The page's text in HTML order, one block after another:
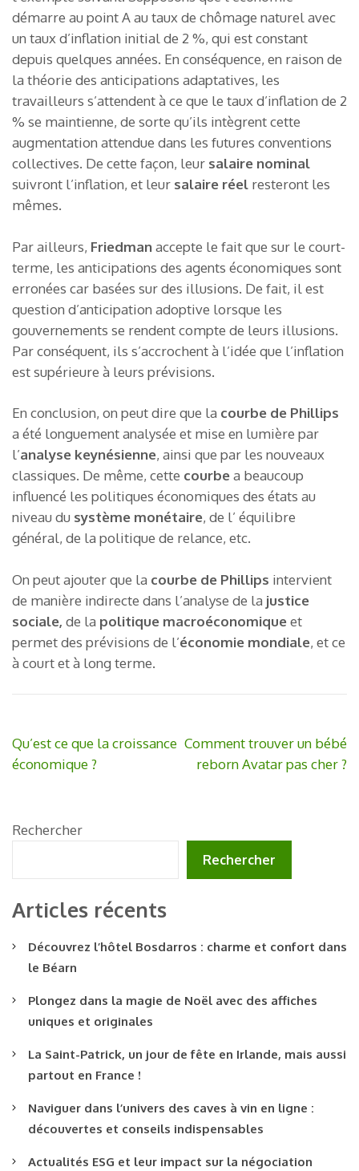
démarre au point A au taux de chômage naturel avec
un taux d’inflation initial de 2 %, qui est constant
depuis quelques années. En conséquence, en raison de
la théorie des anticipations adaptatives, les
travailleurs s’attendent à ce que le taux d’inflation de 2
% se maintienne, de sorte qu’ils intègrent cette
augmentation attendue dans les futures conventions
collectives. De cette façon, leur salaire nominal
suivront l’inflation, et leur salaire réel resteront les
mêmes.
Par ailleurs, Friedmanaccepte le fait que sur le court-
terme, les anticipations des agents économiques sont
erronées car basées sur des illusions. De fait, il est
question d’anticipation adoptive lorsque les
gouvernements se rendent compte de leurs illusions.
Par conséquent, ils s’accrochent à l’idée que l’inflation
est supérieure à leurs prévisions.
En conclusion, on peut dire que la courbe de Phillips
a été longuement analysée et mise en lumière par
l’analyse keynésienne, ainsi que par les nouveaux
classiques. De même, cette courbea beaucoup
influencé les politiques économiques des états au
niveau du système monétaire, de l’ équilibre
général, de la politique de relance, etc.
On peut ajouter que la courbe de Phillips intervient
de manière indirecte dans l’analyse de la justice
sociale, de la politique macroéconomiqueet
permet des prévisions de l’économie mondiale, et ce
à court et à long terme.
Navigation
de
Qu’est ce que la croissance
économique ?
Comment trouver un bébé
reborn Avatar pas cher ?
Rechercher
Rechercher
Articles récents
Découvrez l’hôtel Bosdarros : charme et confort dans
le Béarn
Plongez dans la magie de Noël avec des affiches
uniques et originales
La Saint-Patrick, un jour de fête en Irlande, mais aussi
partout en France !
Naviguer dans l’univers des caves à vin en ligne :
découvertes et conseils indispensables
Actualités ESG et leur impact sur la négociation